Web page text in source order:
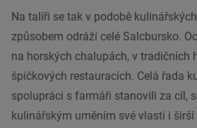
Na talíři se tak v podobě
způsobem odráží celé Salcbursko.
na horských chalupách, v tradičních
špičkových restauracích. Celá řada
spolupráci s farmáři stanovili za cíl,
kulinářským uměním své vlasti i